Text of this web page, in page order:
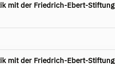
mit der Friedrich-Ebert-Stiftung
mit der Friedrich-Ebert-Stiftung